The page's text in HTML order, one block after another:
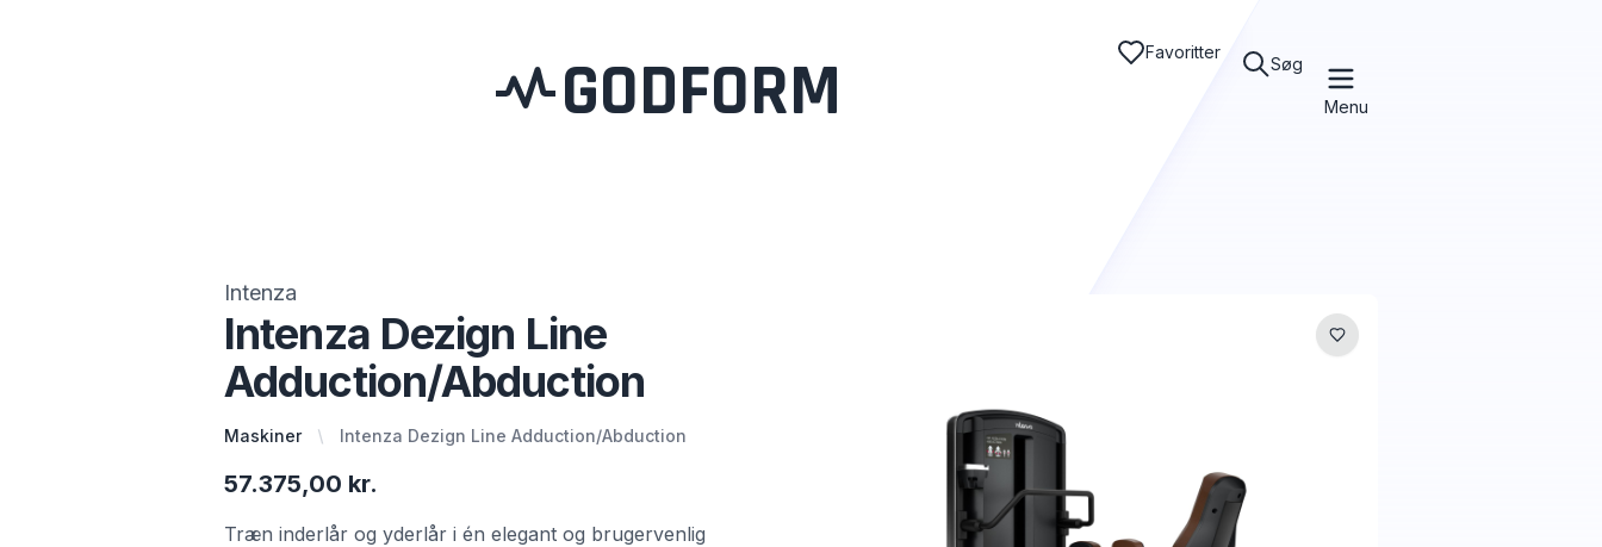
GODFORM Favoritter
Søg
Menu
Intenza
Intenza Dezign Line
Adduction/Abduction
Maskiner Intenza Dezign Line Adduction/Abduction
57.375,00 kr.
Træn inderlår og yderlår i én elegant og brugervenlig